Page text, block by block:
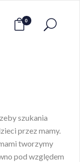
0
szukania
przez mamy.
tworzymy
pod względem